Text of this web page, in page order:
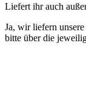
Liefert ihr auch
Ja, wir liefern
bitte über die